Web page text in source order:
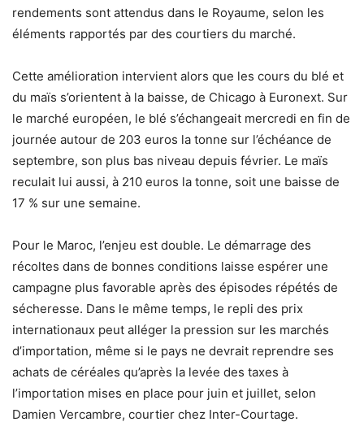
rendements sont attendus dans le Royaume, selon les
éléments rapportés par des courtiers du marché.
Cette amélioration intervient alors que les cours du blé et
du maïs s’orientent à la baisse, de Chicago à Euronext. Sur
le marché européen, le blé s’échangeait mercredi en fin de
journée autour de 203 euros la tonne sur l’échéance de
septembre, son plus bas niveau depuis février. Le maïs
reculait lui aussi, à 210 euros la tonne, soit une baisse de
17 % sur une semaine.
Pour le Maroc, l’enjeu est double. Le démarrage des
récoltes dans de bonnes conditions laisse espérer une
campagne plus favorable après des épisodes répétés de
sécheresse. Dans le même temps, le repli des prix
internationaux peut alléger la pression sur les marchés
d’importation, même si le pays ne devrait reprendre ses
achats de céréales qu’après la levée des taxes à
l’importation mises en place pour juin et juillet, selon
Damien Vercambre, courtier chez Inter-Courtage.